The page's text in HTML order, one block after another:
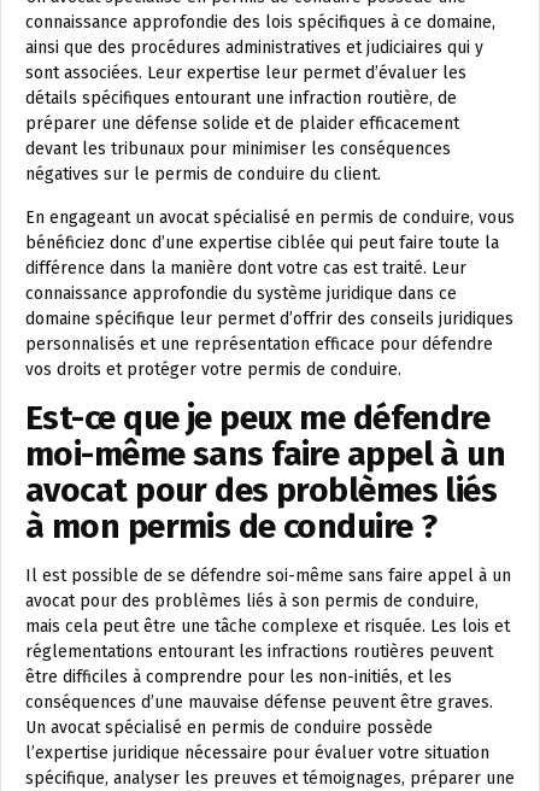
connaissance approfondie des lois spécifiques à ce domaine,
ainsi que des procédures administratives et judiciaires qui y
sont associées. Leur expertise leur permet d’évaluer les
détails spécifiques entourant une infraction routière, de
préparer une défense solide et de plaider efficacement
devant les tribunaux pour minimiser les conséquences
négatives sur le permis de conduire du client.
En engageant un avocat spécialisé en permis de conduire, vous
bénéficiez donc d’une expertise ciblée qui peut faire toute la
différence dans la manière dont votre cas est traité. Leur
connaissance approfondie du système juridique dans ce
domaine spécifique leur permet d’offrir des conseils juridiques
personnalisés et une représentation efficace pour défendre
vos droits et protéger votre permis de conduire.
Est-ce que je peux me défendre
moi-même sans faire appel à un
avocat pour des problèmes liés
à mon permis de conduire ?
Il est possible de se défendre soi-même sans faire appel à un
avocat pour des problèmes liés à son permis de conduire,
mais cela peut être une tâche complexe et risquée. Les lois et
réglementations entourant les infractions routières peuvent
être difficiles à comprendre pour les non-initiés, et les
conséquences d’une mauvaise défense peuvent être graves.
Un avocat spécialisé en permis de conduire possède
l’expertise juridique nécessaire pour évaluer votre situation
spécifique, analyser les preuves et témoignages, préparer une